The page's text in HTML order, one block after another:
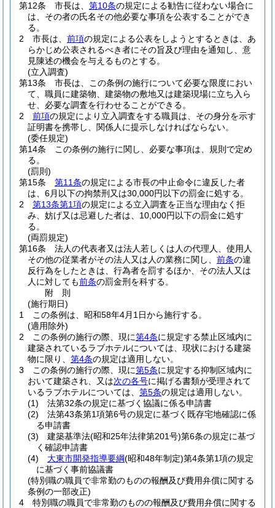
第12条
市長は、 第10条の規定による勧告に従わない場合に
は、その者の氏名その他必要な事項を公表することができ
る。
2
市長は、 前項の規定による公表をしようとするときは、あ
らかじめ公表されるべき者にその旨及び理由を通知し、意
見陳述の機会を与えるものとする。
(立入調査)
第13条
市長は、この条例の施行について必要な限度におい
て、職員に建築物、建築物の敷地又は建築現場に立ち入ら
せ、必要な調査を行わせることができる。
2
前項の規定により立入調査をする職員は、その身分を示す
証明書を携帯し、関係人に提示しなければならない。
(委任規定)
第14条
この条例の施行に関し、必要な事項は、規則で定め
る。
(罰則)
第15条
第11条の規定による市長の中止命令に違反した者
は、6月以下の拘禁刑又は30,000円以下の罰金に処する。
2
第13条第1項の規定による立入調査を正当な理由なく拒
み、妨げ又は忌避した者は、10,000円以下の罰金に処す
る。
(両罰規定)
第16条
法人の代表者又は法人若しくは人の代理人、使用人
その他の従業者がその法人又は人の業務に関し、 前条の違
反行為をしたときは、行為者を罰するほか、その法人又は
人に対しても前条の罰金刑を科する。
附 則
(施行期日)
1
この条例は、昭和58年4月1日から施行する。
(適用除外)
2
この条例の施行の際、現に第4条に規定する禁止区域内に
建築されているラブホテルについては、現状における建築
物に限り、 第4条の規定は適用しない。
3
この条例の施行の際、現に第5条に規定する抑制区域内に
おいて建築され、又は次の各号に掲げる書類が受理されて
いるラブホテルについては、 第5条の規定は適用しない。
(1)
法第32条の規定に基づく協議に係る申請書
(2)
法第43条第1項第6号の規定に基づく既存宅地確認に係
る申請書
(3)
建築基準法(昭和25年法律第201号)第6条の規定に基づ
く確認申請書
(4)
大東市開発指導要綱(昭和48年制定)第4条第1項の規定
に基づく事前協議書
(特別職の職員で非常勤のものの報酬及び費用弁償に関する
条例の一部改正)
4
特別職の職員で非常勤のものの報酬及び費用弁償に関する